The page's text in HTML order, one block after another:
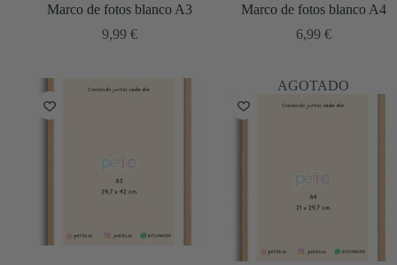
Marco de fotos blanco A3
9,99 €
Marco de fotos blanco A4
6,99 €
AGOTADO